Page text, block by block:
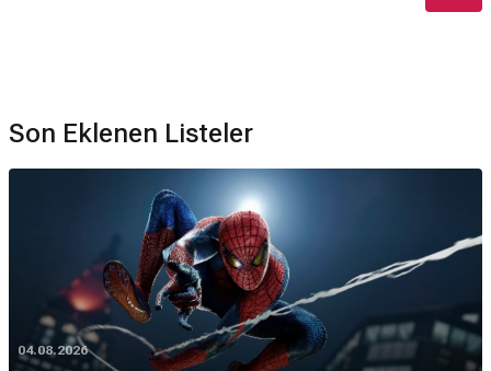
Son Eklenen Listeler
04.08.2026